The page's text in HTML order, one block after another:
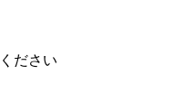
ださい